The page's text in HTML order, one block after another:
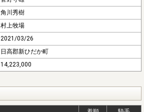
角川秀樹
村上牧場
2021/03/26
日高郡新ひだか町
14,223,000